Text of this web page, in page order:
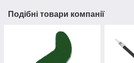
Подібні товари компанії